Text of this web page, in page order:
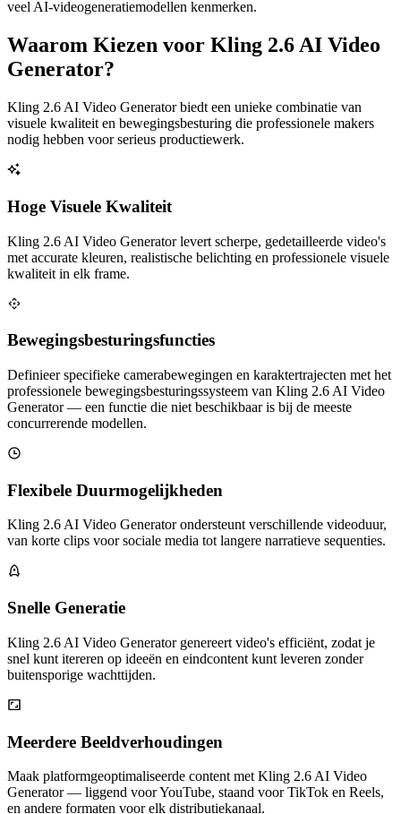
veel AI-videogeneratiemodellen kenmerken.
Waarom Kiezen voor Kling 2.6 AI Video
Generator?
Kling 2.6 AI Video Generator biedt een unieke combinatie van
visuele kwaliteit en bewegingsbesturing die professionele makers
nodig hebben voor serieus productiewerk.
Hoge Visuele Kwaliteit
Kling 2.6 AI Video Generator levert scherpe, gedetailleerde video's
met accurate kleuren, realistische belichting en professionele visuele
kwaliteit in elk frame.
Bewegingsbesturingsfuncties
Definieer specifieke camerabewegingen en karaktertrajecten met het
professionele bewegingsbesturingssysteem van Kling 2.6 AI Video
Generator — een functie die niet beschikbaar is bij de meeste
concurrerende modellen.
Flexibele Duurmogelijkheden
Kling 2.6 AI Video Generator ondersteunt verschillende videoduur,
van korte clips voor sociale media tot langere narratieve sequenties.
Snelle Generatie
Kling 2.6 AI Video Generator genereert video's efficiënt, zodat je
snel kunt itereren op ideeën en eindcontent kunt leveren zonder
buitensporige wachttijden.
Meerdere Beeldverhoudingen
Maak platformgeoptimaliseerde content met Kling 2.6 AI Video
Generator — liggend voor YouTube, staand voor TikTok en Reels,
en andere formaten voor elk distributiekanaal.